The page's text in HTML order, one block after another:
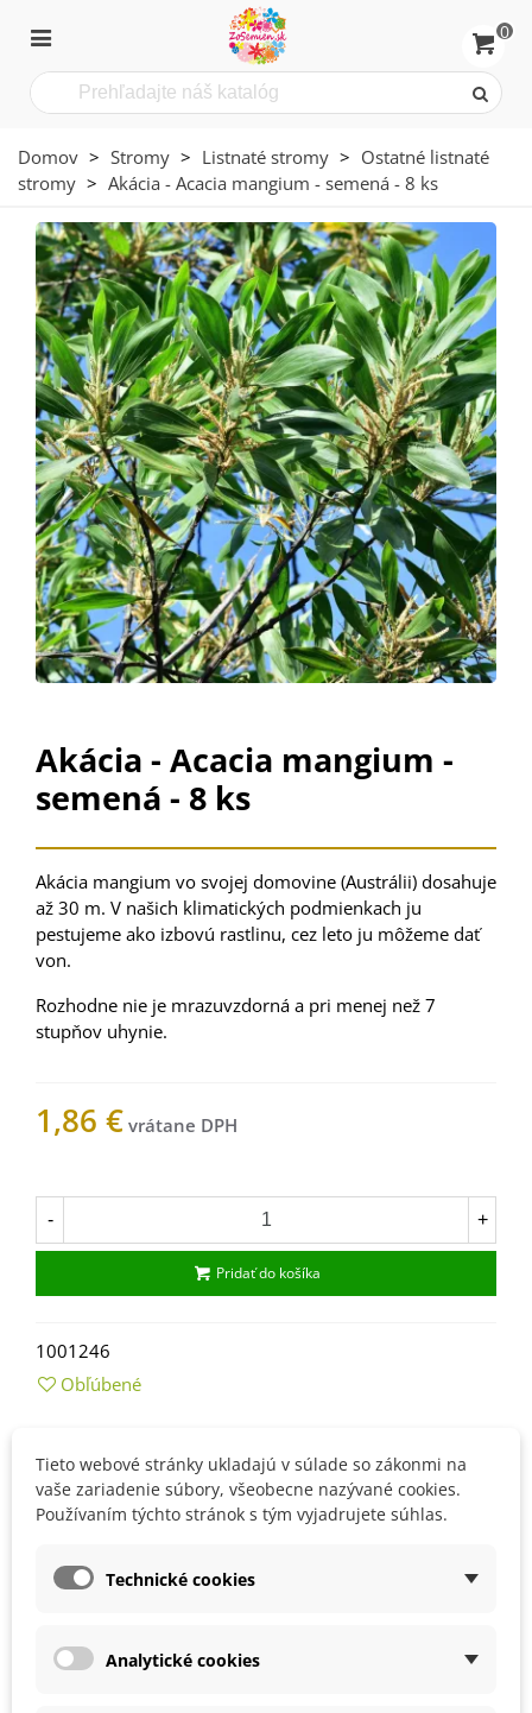
0
Domov > Stromy > Listnaté stromy > Ostatné listnaté
stromy > Akácia - Acacia mangium - semená - 8 ks
Akácia - Acacia mangium -
semená - 8 ks
Akácia mangium vo svojej domovine (Austrálii) dosahuje
až 30 m. V našich klimatických podmienkach ju
pestujeme ako izbovú rastlinu, cez leto ju môžeme dať
von.
Rozhodne nie je mrazuvzdorná a pri menej než 7
stupňov uhynie.
1,86 €
- +
Pridať do košíka
1001246
Obľúbené
Popis
Návod na pestovanie Akácie
dobu 24 hodín ich nechať vo vode, potom lepšie
Klíčenie najlepšie prebieha pri teplote nad 20 stupňov.
Tieto webové stránky ukladajú v súlade so zákonmi na
vaše zariadenie súbory, všeobecne nazývané cookies.
Používaním týchto stránok s tým vyjadrujete súhlas.
Technické cookies
Analytické cookies